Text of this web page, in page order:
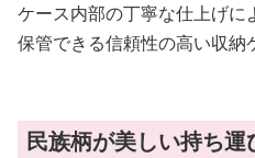
ケース内部の丁寧な仕上げ
保管できる信頼性の高い収納
民族柄が美しい持ち